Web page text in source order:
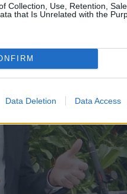
Collection, Use, Retention,
that Is Unrelated with the
Data Deletion Data Access